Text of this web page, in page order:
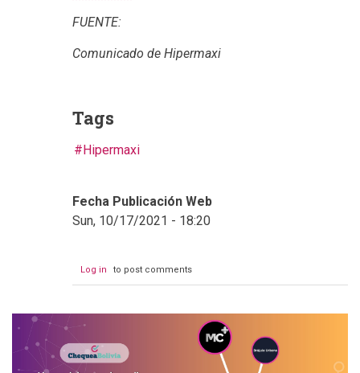
FUENTE:
Comunicado de Hipermaxi
Tags
Hipermaxi
Fecha Publicación Web
Sun, 10/17/2021 - 18:20
Log in to post comments